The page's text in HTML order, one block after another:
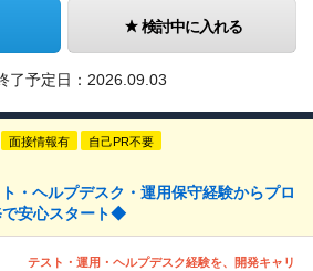
検討中に入れる
了予定日： 2026.09.03
面接情報有 自己PR不要
・ヘルプデスク・運用保守経験からプロ
安心スタート◆
テスト・運用・ヘルプデスク経験を、開発キャリ